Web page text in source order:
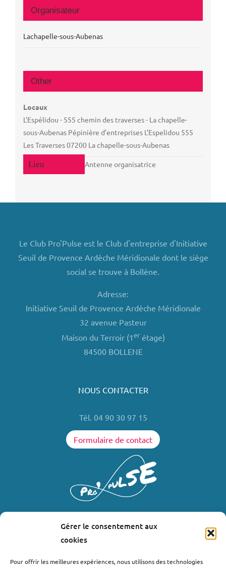
Gérer le consentement aux
cookies
Pour offrir les meilleures expériences, nous utilisons des technologies
Antenne organisatrice
Organisateur
Lachapelle-sous-Aubenas
Other
Locaux
L'Espélidou - 555 chemin des traverses - La chapelle-
sous-Aubenas Pépinière d’entreprises L’Espelidou 555
Les Traverses 07200 La chapelle-sous-Aubenas
Le Club Pro'Pulse est le Club d'entreprise d'Initiative
Seuil de Provence Ardèche Méridionale dont le siège
social se trouve à Bollène.
Adresse:
Initiative Seuil de Provence Ardèche Méridionale
32 avenue Pasteur
Maison du Terroir (1erétage)
84500 BOLLENE
NOUS CONTACTER
Tél. 04 90 30 97 15
Formulaire de contact
Où nous trouver ?